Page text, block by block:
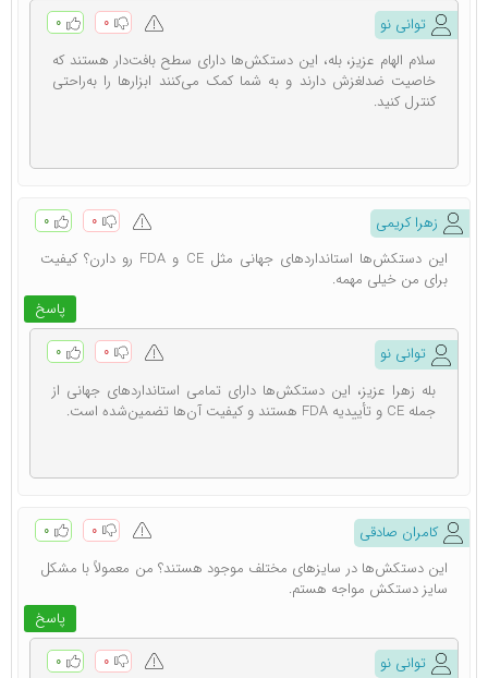
دستکش جراحی یکی از تجهیزات ضروری و حیاتی در عمل‌های
جراحی و سایر فعالیت‌های پزشکی است که برای حفظ استریل
بودن محیط و جلوگیری از انتقال آلودگی بین پزشک و بیمار
کاملاً به دست چسبیده و امکان انجام حرکات دقیق را فراهم
کلراید (PVC) ساخته می‌شوند و مقاومت بالایی در برابر پارگی و
نفوذ مایعات دارند. دستکش‌های جراحی در مقایسه با
دستکش‌های معاینه پزشکی، کیفیت، نرمی و حساسیت
بیشتری دارند و معمولاً به صورت استریل و در بسته‌بندی‌های
جداگانه عرضه می‌شوند.
دستکش جراحی استریل باید با مجموعه‌ ای از ویژگی‌ ها و
استانداردهای کیفیتی تطابق داشته باشد. این ویژگی ‌ها عبارتند
استریل بودن
توانی نو ۰ ۰
سلام الهام عزیز، بله، این دستکش‌ها دارای سطح بافت‌دار هستند که
خاصیت ضدلغزش دارند و به شما کمک می‌کنند ابزارها را به‌راحتی
کنترل کنید.
زهرا کریمی ۰ ۰
پاسخ
این دستکش‌ها استانداردهای جهانی مثل CE و FDA رو دارن؟ کیفیت
برای من خیلی مهمه.
توانی نو ۰ ۰
بله زهرا عزیز، این دستکش‌ها دارای تمامی استانداردهای جهانی از
جمله CE و تأییدیه FDA هستند و کیفیت آن‌ها تضمین‌شده است.
کامران صادقی ۰ ۰
پاسخ
این دستکش‌ها در سایزهای مختلف موجود هستند؟ من معمولاً با مشکل
سایز دستکش مواجه هستم.
توانی نو ۰ ۰